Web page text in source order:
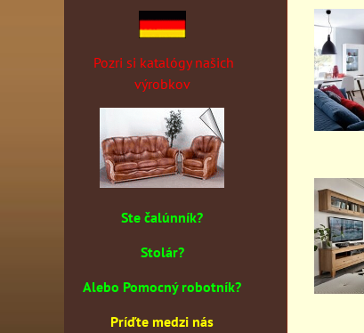
Pozri si katalógy našich
výrobkov
Ste čalúnník?
Stolár?
Alebo Pomocný robotník?
Príďte medzi nás